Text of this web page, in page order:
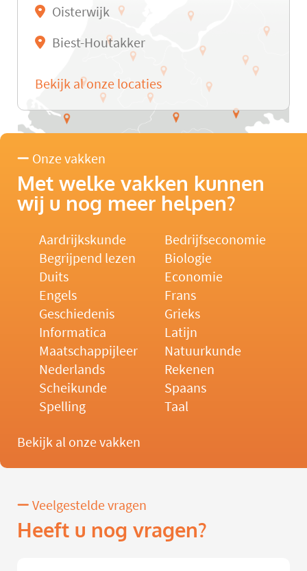
Oisterwijk
Biest-Houtakker
Bekijk al onze locaties
Onze vakken
Met welke vakken kunnen
wij u nog meer helpen?
Aardrijkskunde
Bedrijfseconomie
Begrijpend lezen
Biologie
Duits
Economie
Engels
Frans
Geschiedenis
Grieks
Informatica
Latijn
Maatschappijleer
Natuurkunde
Nederlands
Rekenen
Scheikunde
Spaans
Spelling
Taal
Bekijk al onze vakken
Veelgestelde vragen
Heeft u nog vragen?